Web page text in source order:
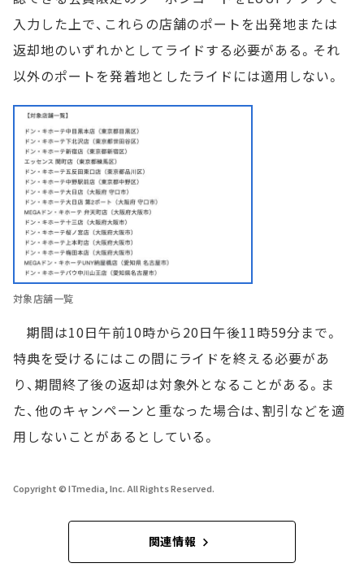
入力した上で、これらの店舗のポートを出発地または
返却地のいずれかとしてライドする必要がある。それ
以外のポートを発着地としたライドには適用しない。
対象店舗一覧
期間は10日午前10時から20日午後11時59分まで。
特典を受けるにはこの間にライドを終える必要があ
り、期間終了後の返却は対象外となることがある。ま
た、他のキャンペーンと重なった場合は、割引などを適
用しないことがあるとしている。
Copyright © ITmedia, Inc. All Rights Reserved.
関連情報